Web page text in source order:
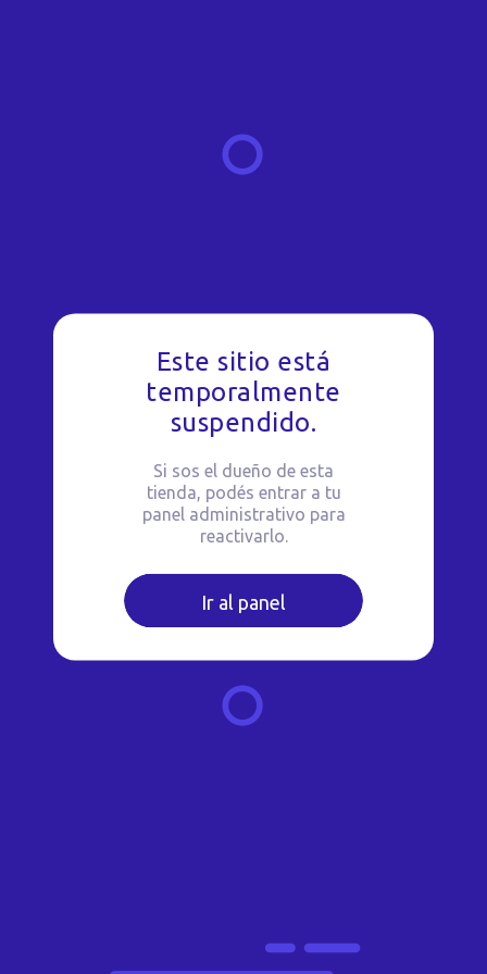
Este sitio está
temporalmente
suspendido.
Si sos el dueño de esta
tienda, podés entrar a tu
panel administrativo para
reactivarlo.
Ir al panel